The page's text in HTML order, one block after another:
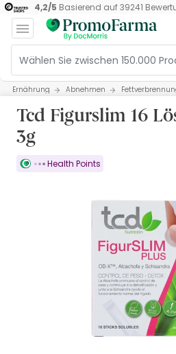
4,2/5 Basierend auf39241
Ernährung Abnehmen
Tcd Figurslim 16
3g
Health Points